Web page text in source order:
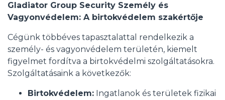
Gladiator Group Security Személy és
Vagyonvédelem: A birtokvédelem szakértője
Cégünk többéves tapasztalattal rendelkezik a
személy- és vagyonvédelem területén, kiemelt
figyelmet fordítva a birtokvédelmi szolgáltatásokra.
Szolgáltatásaink a következők:
Birtokvédelem: Ingatlanok és területek fizikai